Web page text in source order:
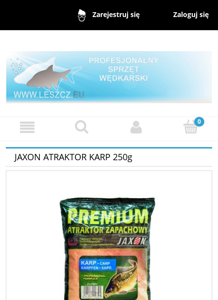
Zarejestruj się Zaloguj się
JAXON ATRAKTOR KARP 250g